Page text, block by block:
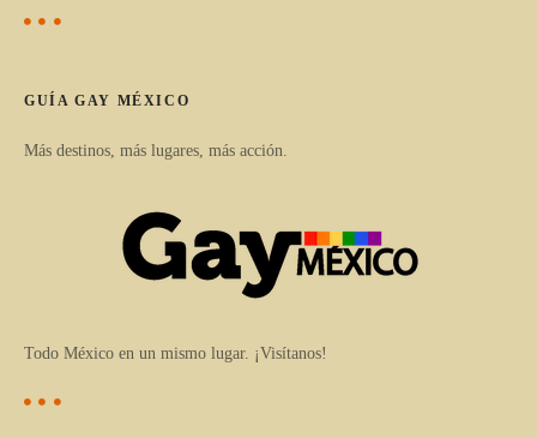
o
GUÍA GAY MÉXICO
Más destinos, más lugares, más acción.
Todo México en un mismo lugar. ¡Visítanos!